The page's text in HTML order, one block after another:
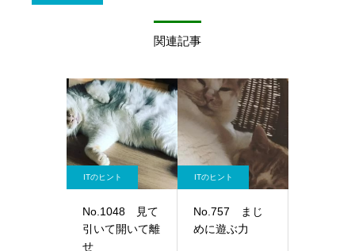
関連記事
ITのヒント
No.1048 見て
引いて開いて離
せ
ITのヒント
No.757 まじ
めに遊ぶ力